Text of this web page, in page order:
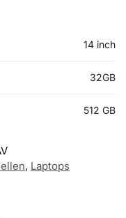
14 inch
32GB
512 GB
, Laptops